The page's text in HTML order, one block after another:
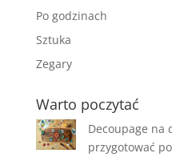
Po godzinach
Sztuka
Zegary
Warto poczytać
Decoupage na
przygotować